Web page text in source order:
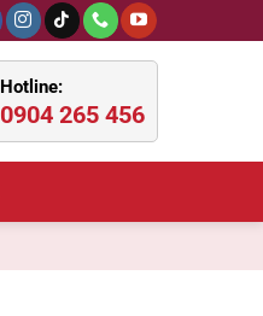
Hotline:
0904 265 456